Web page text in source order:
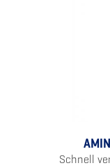
Schnell